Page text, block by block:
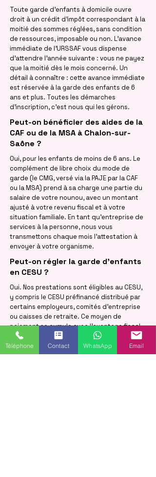
Toute garde d'enfants à domicile ouvre
droit à un crédit d'impôt correspondant à la
moitié des sommes réglées, sans condition
de ressources, imposable ou non. L'avance
immédiate de l'URSSAF vous dispense
d'attendre l'année suivante : vous ne payez
que la moitié dès le mois concerné. Un
détail à connaître : cette avance immédiate
est réservée à la garde des enfants de 6
ans et plus. Toutes les démarches
d'inscription, c'est nous qui les gérons.
Peut-on bénéficier des aides de la
CAF ou de la MSA à Chalon-sur-
Saône ?
Oui, pour les enfants de moins de 6 ans. Le
complément de libre choix du mode de
garde (le CMG, versé via la PAJE par la CAF
ou la MSA) prend à sa charge une partie du
salaire de votre nounou, avec un montant
ajusté à votre revenu fiscal et à votre
situation familiale. En tant qu'entreprise de
services à la personne, nous vous
transmettons chaque mois l'attestation à
envoyer à votre organisme.
Peut-on régler la garde d'enfants
en CESU ?
Oui. Nos prestations sont éligibles au CESU,
y compris le CESU préfinancé distribué par
certains employeurs, comités d'entreprise
ou caisses de retraite. Ce moyen de
paiement se cumule avec l'avantage fiscal
du crédit d'impôt.
À partir de quel âge gardez-vous
Téléphone Contact WhatsApp Email